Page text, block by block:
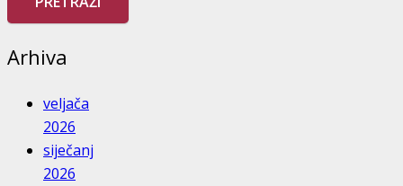
Arhiva
veljača
2026
siječanj
2026